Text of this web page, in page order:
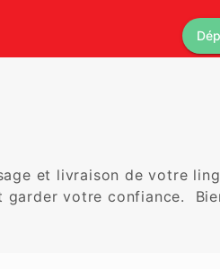
et livraison de votre
votre confiance.